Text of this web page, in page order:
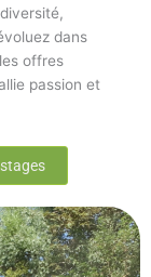
dans
offres
passion et